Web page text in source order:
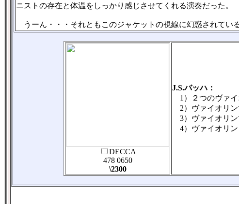
ニストの存在と体温をしっかり感じさせてくれる演奏だった。
うーん・・・それともこのジャケットの視線に幻惑されてい
DECCA
478 0650
\2300
J.S.バッハ：
1）２つのヴァ
2）ヴァイオリ
3）ヴァイオリ
4）ヴァイオリ